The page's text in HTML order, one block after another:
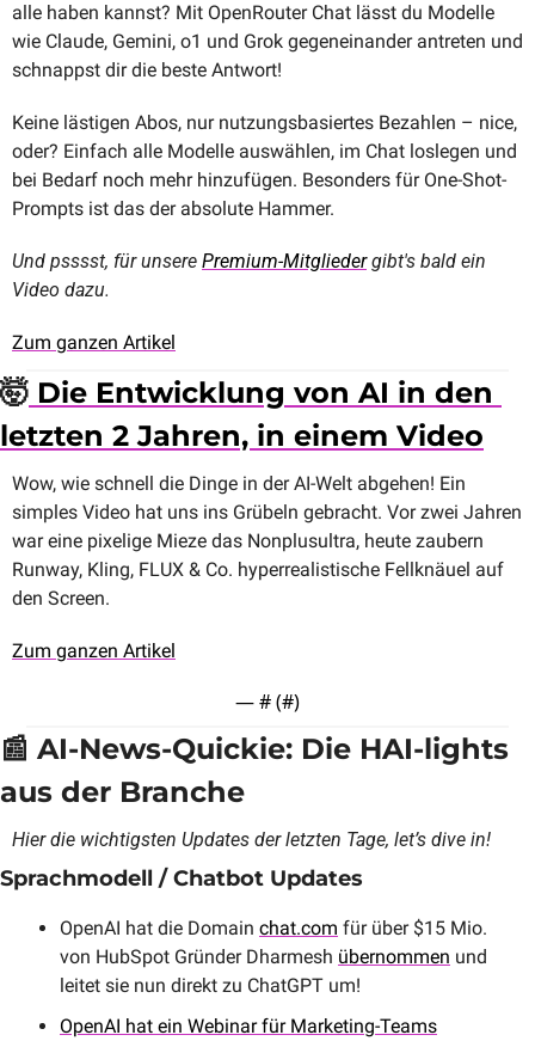
alle haben kannst? Mit OpenRouter Chat lässt du Modelle
wie Claude, Gemini, o1 und Grok gegeneinander antreten und
schnappst dir die beste Antwort!
Keine lästigen Abos, nur nutzungsbasiertes Bezahlen – nice,
oder? Einfach alle Modelle auswählen, im Chat loslegen und
bei Bedarf noch mehr hinzufügen. Besonders für One-Shot-
Prompts ist das der absolute Hammer.
Und psssst, für unsere Premium-Mitglieder gibt's bald ein
Video dazu.
Zum ganzen Artikel
🤯 Die Entwicklung von AI in den
letzten 2 Jahren, in einem Video
Wow, wie schnell die Dinge in der AI-Welt abgehen! Ein
simples Video hat uns ins Grübeln gebracht. Vor zwei Jahren
war eine pixelige Mieze das Nonplusultra, heute zaubern
Runway, Kling, FLUX & Co. hyperrealistische Fellknäuel auf
den Screen.
Zum ganzen Artikel
— # (#)
📰 AI-News-Quickie: Die HAI-lights
aus der Branche
Hier die wichtigsten Updates der letzten Tage, let’s dive in!
Sprachmodell / Chatbot Updates
OpenAI hat die Domain chat.com für über $15 Mio.
von HubSpot Gründer Dharmesh übernommen und
leitet sie nun direkt zu ChatGPT um!
OpenAI hat ein Webinar für Marketing-Teams